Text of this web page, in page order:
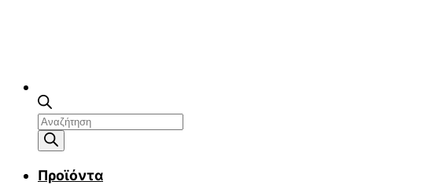
Αναζήτηση
προϊόντων
Προϊόντα